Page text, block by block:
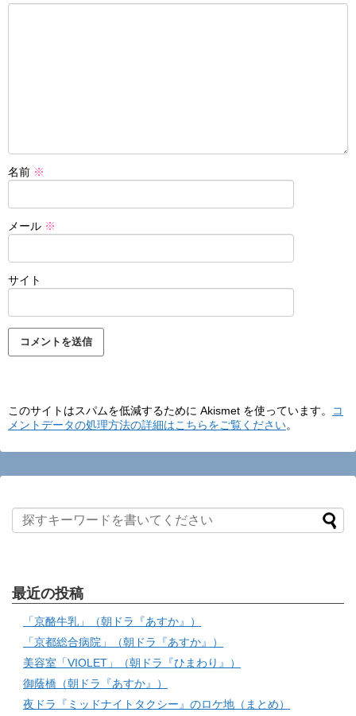
名前 ※
メール ※
サイト
このサイトはスパムを低減するために Akismet を使っています。
コ
メントデータの処理方法の詳細はこちらをご覧ください。
最近の投稿
「京酪牛乳」（朝ドラ『あすか』）
「京都総合病院」（朝ドラ『あすか』）
美容室「VIOLET」（朝ドラ『ひまわり』）
御蔭橋（朝ドラ『あすか』）
夜ドラ『ミッドナイトタクシー』のロケ地（まとめ）